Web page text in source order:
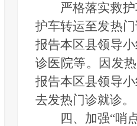
严格落实救护车
护车转运至发热
报告本区县领导
诊医院等。因发
报告本区县领导
去发热门诊就诊。
四、加强“哨点